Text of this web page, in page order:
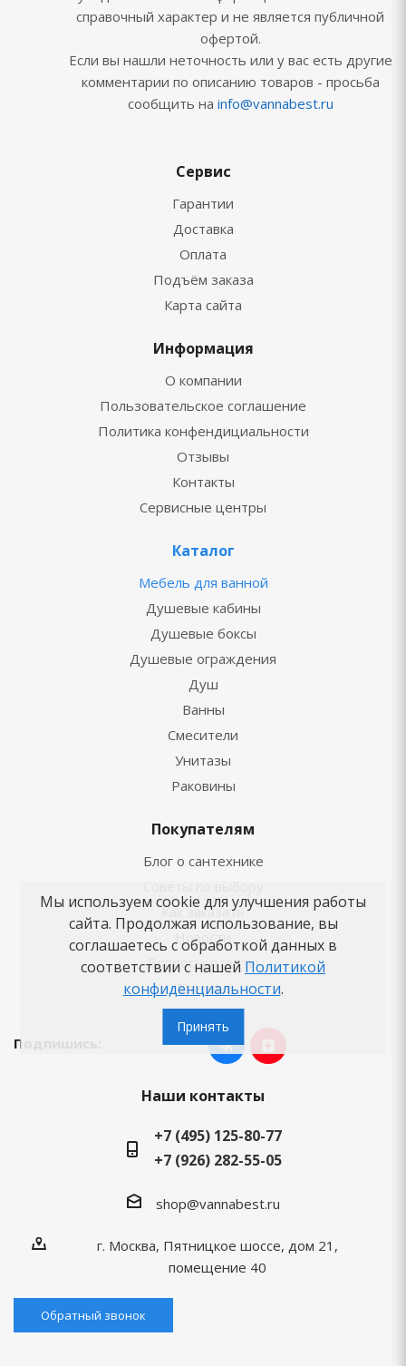
справочный характер и не является публичной
офертой.
Если вы нашли неточность или у вас есть другие
комментарии по описанию товаров - просьба
сообщить на info@vannabest.ru
Сервис
Гарантии
Доставка
Оплата
Подъём заказа
Карта сайта
Информация
О компании
Пользовательское соглашение
Политика конфендициальности
Отзывы
Контакты
Сервисные центры
Каталог
Мебель для ванной
Душевые кабины
Душевые боксы
Душевые ограждения
Душ
Ванны
Смесители
Унитазы
Раковины
Покупателям
Блог о сантехнике
Как заказать
Новости
Вопросы-ответы
Бренды
Подпишись:
Наши контакты
+7 (495) 125-80-77
+7 (926) 282-55-05
shop@vannabest.ru
г. Москва, Пятницкое шоссе, дом 21,
помещение 40
Обратный звонок
Мы используем cookie для улучшения работы
сайта. Продолжая использование, вы
соглашаетесь с обработкой данных в
соответствии с нашей Политикой
конфиденциальности.
Принять